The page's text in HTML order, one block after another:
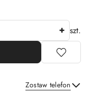
szt.
Zostaw telefon